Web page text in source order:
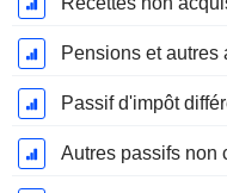
Passif d'impôt
Autres passifs non